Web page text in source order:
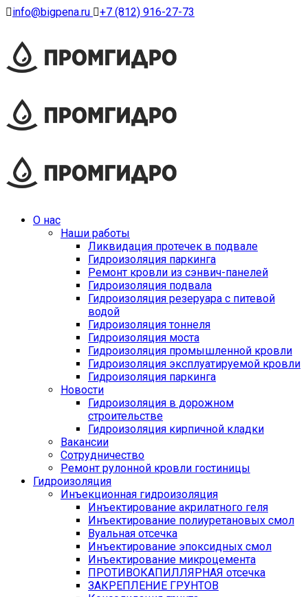
info@bigpena.ru +7 (812) 916-27-73
О нас
Наши работы
Ликвидация протечек в подвале
Гидроизоляция паркинга
Ремонт кровли из сэнвич-панелей
Гидроизоляция подвала
Гидроизоляция резеруара с питевой
водой
Гидроизоляция тоннеля
Гидроизоляция моста
Гидроизоляция промышленной кровли
Гидроизоляция эксплуатируемой кровли
Гидроизоляция паркинга
Новости
Гидроизоляция в дорожном
строительстве
Гидроизоляция кирпичной кладки
Вакансии
Сотрудничество
Ремонт рулонной кровли гостиницы
Гидроизоляция
Инъекционная гидроизоляция
Инъектирование акрилатного геля
Инъектирование полиуретановых смол
Вуальная отсечка
Инъектирование эпоксидных смол
Инъектирование микроцемента
ПРОТИВОКАПИЛЛЯРНАЯ отсечка
ЗАКРЕПЛЕНИЕ ГРУНТОВ